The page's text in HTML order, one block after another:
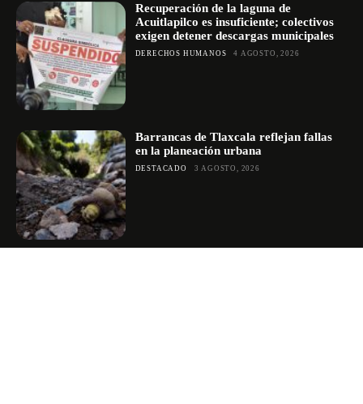
Recuperación de la laguna de
Acuitlapilco es insuficiente; colectivos
exigen detener descargas municipales
DERECHOS HUMANOS 4 AGOSTO, 2026
Barrancas de Tlaxcala reflejan fallas
en la planeación urbana
DESTACADO 3 AGOSTO, 2026